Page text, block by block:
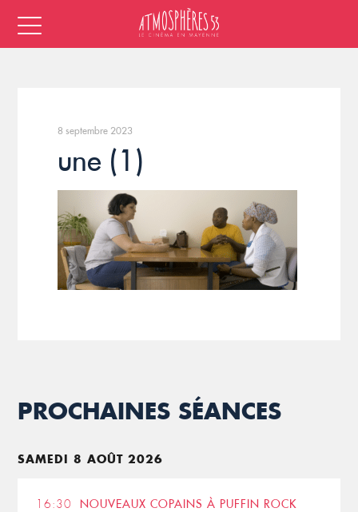
8 septembre 2023
une (1)
PROCHAINES SÉANCES
SAMEDI 8 AOÛT 2026
16:30 NOUVEAUX COPAINS À PUFFIN ROCK